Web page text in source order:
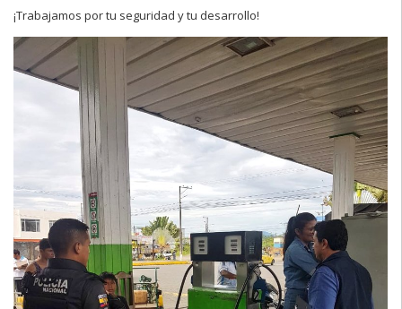
¡Trabajamos por tu seguridad y tu desarrollo!